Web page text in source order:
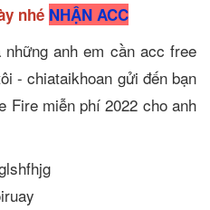
nhé NHẬN ACC
anh em cần acc free
- chiataikhoan gửi đến bạn
Fire miễn phí 2022 cho anh